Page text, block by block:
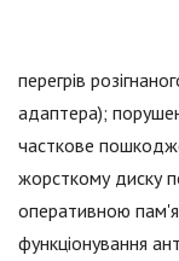
перегрів
адаптера);
часткове
жорсткому диску
оперативною
функціонування